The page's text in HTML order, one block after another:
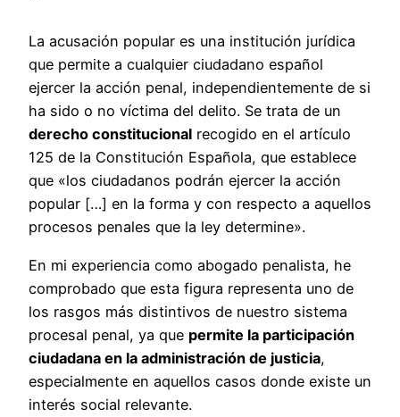
La acusación popular es una institución jurídica
que permite a cualquier ciudadano español
ejercer la acción penal, independientemente de si
ha sido o no víctima del delito. Se trata de un
derecho constitucional recogido en el artículo
125 de la Constitución Española, que establece
que «los ciudadanos podrán ejercer la acción
popular […] en la forma y con respecto a aquellos
procesos penales que la ley determine».
En mi experiencia como abogado penalista, he
comprobado que esta figura representa uno de
los rasgos más distintivos de nuestro sistema
procesal penal, ya que permite la participación
ciudadana en la administración de justicia,
especialmente en aquellos casos donde existe un
interés social relevante.